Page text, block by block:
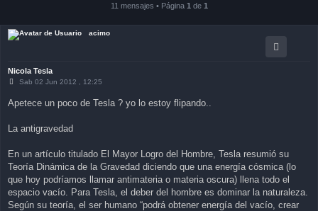
11 mensajes • Página 1 de 1
acimo
Nicola Tesla
M
s
e
Sab 02 Jun 2012 , 12:25
Apetece un poco de Tesla ? yo lo estoy flipando..
La antigravedad
En un artículo titulado El Mayor Logro del Hombre, Tesla resumió su
Teoría Dinámica de la Gravedad diciendo que una energía cósmica (lo
que hoy podríamos llamar antimateria o materia oscura) llena todo el
espacio vacío. Para Tesla, el deber del hombre es dominar la naturaleza.
Según su teoría, el ser humano “podrá obtener energía del vacío, crear